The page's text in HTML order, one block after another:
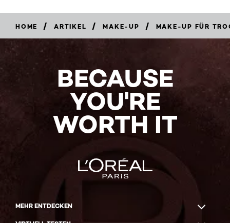
HOME / ARTIKEL / MAKE-UP / MAKE-UP FÜR
BECAUSE
YOU'RE
WORTH IT
MEHR ENTDECKEN